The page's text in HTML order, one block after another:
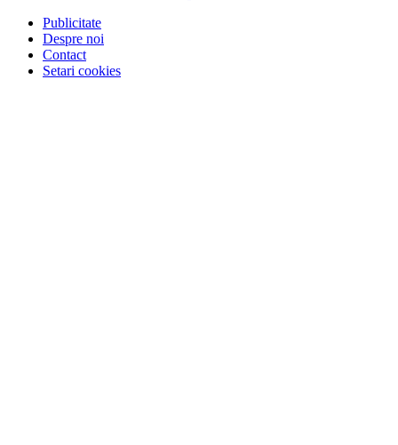
Publicitate
Despre noi
Contact
Setari cookies